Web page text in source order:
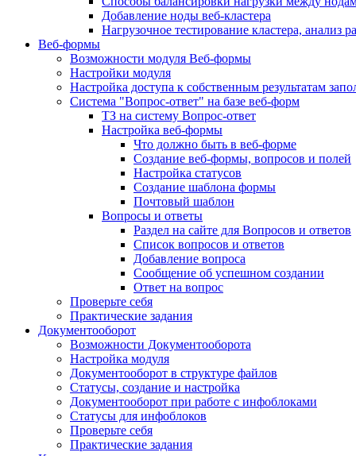
Добавление ноды веб-кластера
Нагрузочное тестирование кластера, анализ
Веб-формы
Возможности модуля Веб-формы
Настройки модуля
Настройка доступа к собственным результатам
Система "Вопрос-ответ" на базе веб-форм
ТЗ на систему Вопрос-ответ
Настройка веб-формы
Что должно быть в веб-форме
Создание веб-формы, вопросов и полей
Настройка статусов
Создание шаблона формы
Почтовый шаблон
Вопросы и ответы
Раздел на сайте для Вопросов и ответов
Список вопросов и ответов
Добавление вопроса
Сообщение об успешном создании
Ответ на вопрос
Проверьте себя
Практические задания
Документооборот
Возможности Документооборота
Настройка модуля
Документооборот в структуре файлов
Статусы, создание и настройка
Документооборот при работе с инфоблоками
Статусы для инфоблоков
Проверьте себя
Практические задания